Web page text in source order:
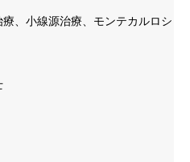
、小線源治療、モンテカルロシ